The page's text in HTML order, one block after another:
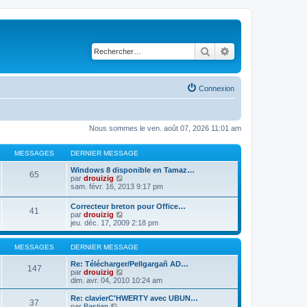
Rechercher
Connexion
Nous sommes le ven. août 07, 2026 11:01 am
MESSAGES DERNIER MESSAGE
65
Windows 8 disponible en Tamaz…
par drouizig
o
u
l
t
e
r
l
d
e
r
n
i
sam. févr. 16, 2013 9:17 pm
41
Correcteur breton pour Office…
par drouizig
o
n
s
u
l
t
r
l
e
jeu. déc. 17, 2009 2:18 pm
MESSAGES DERNIER MESSAGE
147
Re: Télécharger/Pellgargañ AD…
par drouizig
o
n
s
dim. avr. 04, 2010 10:24 am
37
Re: clavierC'HWERTY avec UBUN…